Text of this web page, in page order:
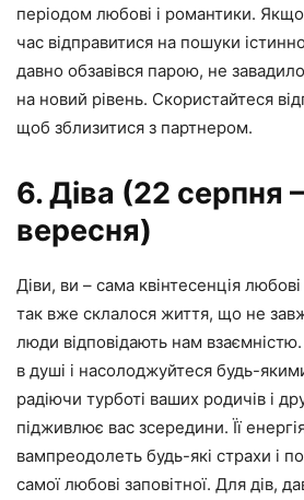
періодом любові і романтики.
час відправитися на пошуки
давно обзавівся парою, не
на новий рівень. Скористайтеся
щоб зблизитися з партнером.
6. Діва (22 серпня
вересня)
Діви, ви – сама квінтесенція
так вже склалося життя, що не
люди відповідають нам
в душі і насолоджуйтеся будь-
радіючи турботі ваших родичів і
підживлює вас зсередини. Її
вампреодолеть будь-які страхи і
самої любові заповітної. Для дів,